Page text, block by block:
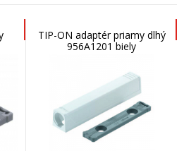
TIP-ON adaptér priamy dlhý
956A1201 biely